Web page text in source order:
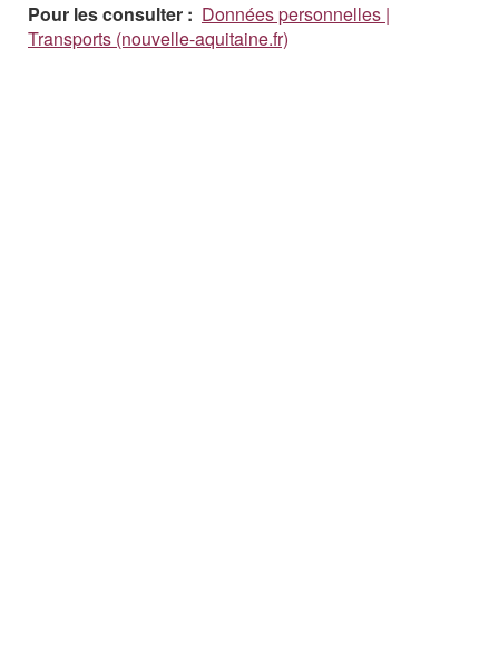
Pour les consulter : Données personnelles |
Transports (nouvelle-aquitaine.fr)